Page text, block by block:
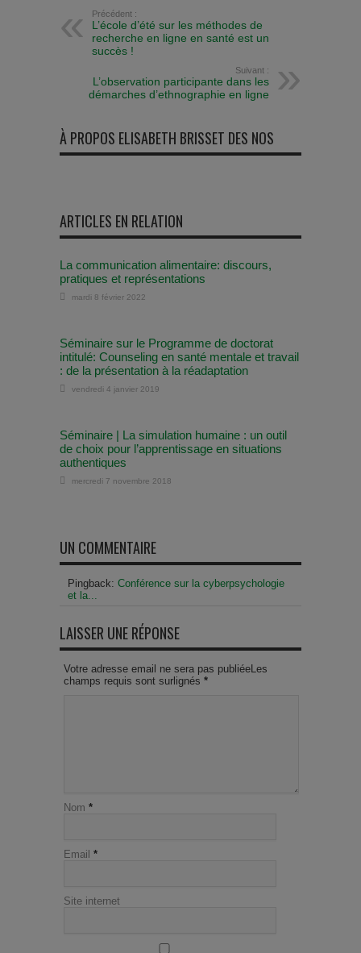
Précédent :
L’école d’été sur les méthodes de
recherche en ligne en santé est un
succès !
Suivant :
L’observation participante dans les
démarches d’ethnographie en ligne
À PROPOS ELISABETH BRISSET DES NOS
ARTICLES EN RELATION
La communication alimentaire: discours,
pratiques et représentations
mardi 8 février 2022
Séminaire sur le Programme de doctorat
intitulé: Counseling en santé mentale et travail
: de la présentation à la réadaptation
vendredi 4 janvier 2019
Séminaire | La simulation humaine : un outil
de choix pour l’apprentissage en situations
authentiques
mercredi 7 novembre 2018
UN COMMENTAIRE
Pingback: Conférence sur la cyberpsychologie
et la...
LAISSER UNE RÉPONSE
Votre adresse email ne sera pas publiéeLes
champs requis sont surlignés *
Nom *
Email *
Site internet